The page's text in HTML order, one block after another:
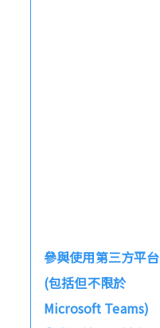
參與使用第三方平台
(包括但不限於
Microsoft Teams)